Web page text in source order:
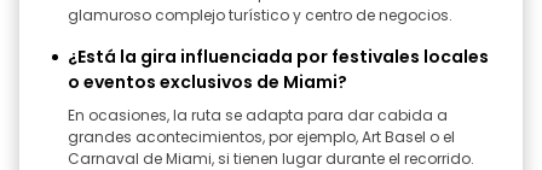
glamuroso complejo turístico y centro de negocios.
¿Está la gira influenciada por festivales locales
o eventos exclusivos de Miami?
En ocasiones, la ruta se adapta para dar cabida a
grandes acontecimientos, por ejemplo, Art Basel o el
Carnaval de Miami, si tienen lugar durante el recorrido.